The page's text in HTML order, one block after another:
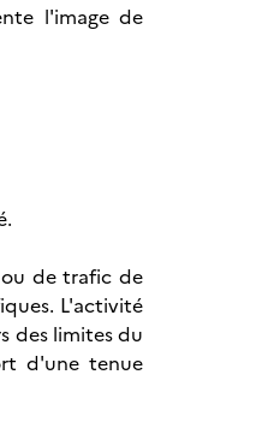
l'image de
de trafic de
L'activité
des limites du
d'une tenue